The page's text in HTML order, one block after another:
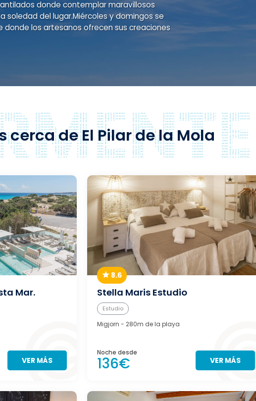
donde contemplar maravillosos
soledad del lugar.Miércoles y domingos se
donde los artesanos ofrecen sus creaciones
cerca de El Pilar de la Mola
Mar.
VER MÁS
8.6
Stella Maris Estudio
Estudio
Migjorn - 280m de la playa
Noche desde
136€ VER MÁS